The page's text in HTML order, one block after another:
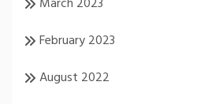
March 2023
February 2023
August 2022